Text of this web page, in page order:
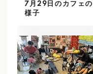
7月29日のカフェの
様子